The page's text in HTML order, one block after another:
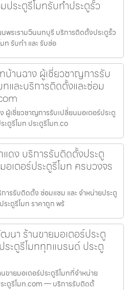
ระตูรีโมทรับทำประตูรั้ว
พระราม5นนทบุรี บริการติดตั้งประตูรั้ว
ท รับทำ และ รับซ่อ
บ้านฉาง ผู้เชี่ยวชาญการรับ
และบริการติดตั้งและซ่อม
ผู้เชี่ยวชาญการรับเปลี่ยนมอเตอร์ประตู
ตูรีโมท ประตูรีโมท.co
ดง บริการรับติดตั้งประตู
เตอร์ประตูรีโมท ครบวงจร
ารรับติดตั้ง ซ่อมแซม และ จำหน่ายประตู
ะตูรีโมท ราคาถูก พร้
นา ร้านขายมอเตอร์ประตู
ระตูรีโมททุกแบรนด์ ประตู
ายมอเตอร์ประตูรีโมทที่จำหน่าย
ะตูรีโมท.com — บริการรับติดตั้